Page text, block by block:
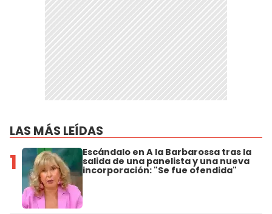
LAS MÁS LEÍDAS
1 Escándalo en A la Barbarossa tras la
salida de una panelista y una nueva
incorporación: "Se fue ofendida"